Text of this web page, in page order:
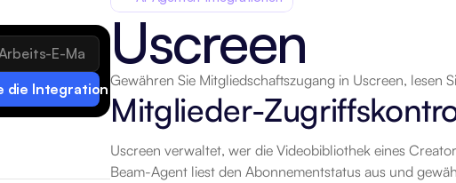
die Integration funktioniert
Uscreen
Gewähren Sie Mitgliedschaftszugang in Uscreen, lesen
Mitglieder-
Uscreen verwaltet, wer die Videobibliothek eines
Beam-Agent liest den Abonnementstatus aus und